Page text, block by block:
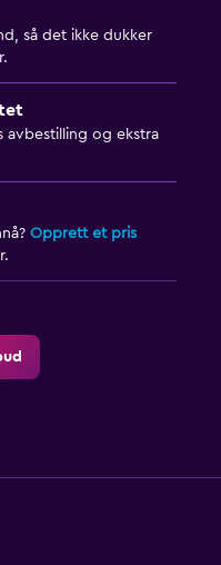
så det ikke dukker
avbestilling og ekstra
Opprett et pris